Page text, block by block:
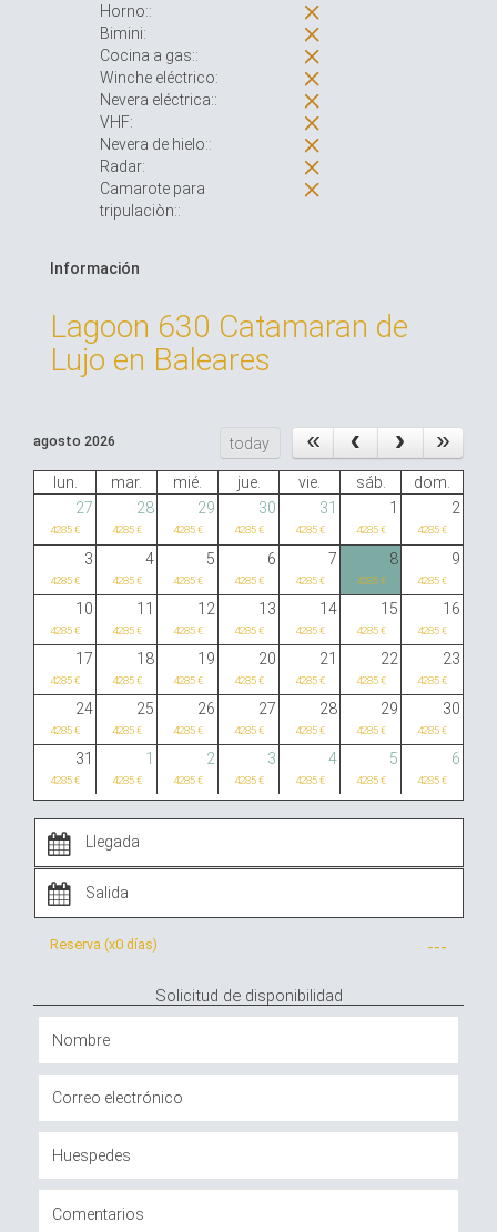
Horno::
Bimini:
Cocina a gas::
Winche eléctrico:
Nevera eléctrica::
VHF:
Nevera de hielo::
Radar:
Camarote para
tripulaciòn::
Información
Lagoon 630 Catamaran de
Lujo en Baleares
agosto 2026 today
lun. mar. mié. jue. vie. sáb.
dom.
27
28 29 30 31 1 2
4285 € 4285 € 4285 € 4285 € 4285 € 4285 € 4285 €
3 4 5 6 7 8 9
4285 € 4285 € 4285 € 4285 € 4285 € 4285 € 4285 €
10 11 12 13 14 15 16
4285 € 4285 € 4285 € 4285 € 4285 € 4285 € 4285 €
17 18 19 20 21 22 23
4285 € 4285 € 4285 € 4285 € 4285 € 4285 € 4285 €
24 25 26 27 28 29 30
4285 € 4285 € 4285 € 4285 € 4285 € 4285 € 4285 €
31 1 2 3 4 5 6
4285 € 4285 € 4285 € 4285 € 4285 € 4285 € 4285 €
Reserva (x0 días) ---
Solicitud de disponibilidad